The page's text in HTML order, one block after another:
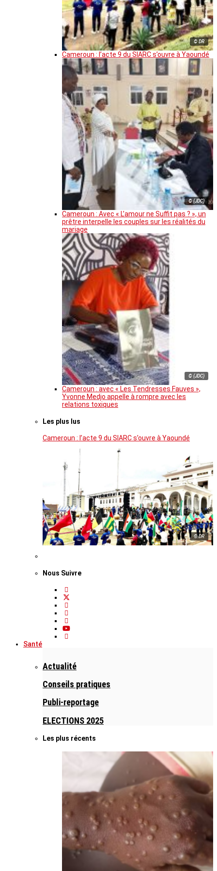
© DR
Cameroun : l’acte 9 du SIARC s’ouvre à Yaoundé
© (JDC)
Cameroun : Avec « L’amour ne Suffit pas ? », un
prêtre interpelle les couples sur les réalités du
mariage
© (JDC)
Cameroun : avec « Les Tendresses Fauves »,
Yvonne Medjo appelle à rompre avec les
relations toxiques
Les plus lus
Cameroun : l’acte 9 du SIARC s’ouvre à Yaoundé
© DR
Nous Suivre
Santé
Actualité
Conseils pratiques
Publi-reportage
ELECTIONS 2025
Les plus récents